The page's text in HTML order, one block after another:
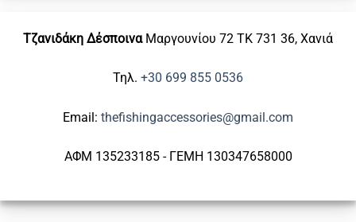
Τζανιδάκη Δέσποινα Μαργουνίου 72 ΤΚ 731 36, Χανιά
Τηλ. +30 699 855 0536
Email: thefishingaccessories@gmail.com
ΑΦΜ 135233185 - ΓΕΜΗ 130347658000